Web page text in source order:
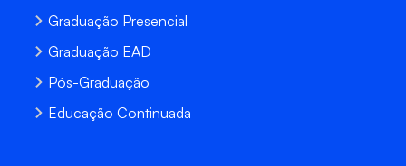
Graduação Presencial
Graduação EAD
Pós-Graduação
Educação Continuada